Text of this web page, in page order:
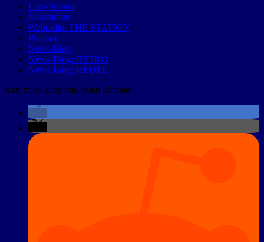
Live-Stream
Mitschnitte
Webradio: THE STATION
Podcast
News-Blog
News-Blog: RETRO
News-Blog: HEUTE
man muss auch mal teilen können